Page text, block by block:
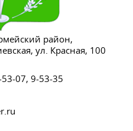
район,
ул. Красная, 100
07, 9-53-35